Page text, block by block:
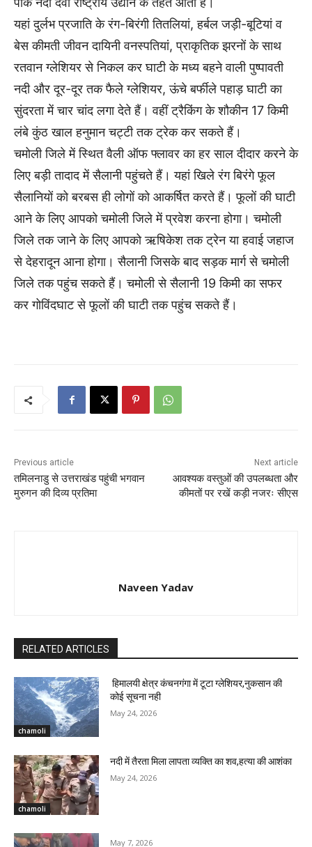
यहां दुर्लभ प्रजाति के रंग-बिरंगी तितलियां, हर्बल जड़ी-बूटियां व
बेस कीमती जीवन दायिनी वनस्पतियां, प्राकृतिक झरनों के साथ
रतवान ग्लेशियर से निकल कर घाटी के मध्य बहने वाली पुष्पावती
नदी और दूर-दूर तक फैले ग्लेशियर, ऊंचे बर्फीले पहाड़ घाटी का
सुंदरता में चार चांद लगा देते हैं। वहीं ट्रैकिंग के शौकीन 17 किमी
लंबे कुंठ खाल हनुमान चट्टी तक ट्रेक कर सकते हैं।
चमोली जिले में स्थित वैली ऑफ फ्लावर का हर साल दीदार करने के
लिए बड़ी तादाद में सैलानी पहुंचते हैं। यहां खिले रंग बिरंगे फूल
सैलानियों को बरबस ही लोगों को आकर्षित करते हैं। फूलों की घाटी
आने के लिए आपको चमोली जिले में प्रवेश करना होगा। चमोली
जिले तक जाने के लिए आपको ऋषिकेश तक ट्रेन या हवाई जहाज
से देहरादून आना होगा। सैलानी जिसके बाद सड़क मार्ग से चमोली
जिले तक पहुंच सकते हैं। चमोली से सैलानी 19 किमी का सफर
कर गोविंदघाट से फूलों की घाटी तक पहुंच सकते हैं।
Previous article
तमिलनाडु से उत्तराखंड पहुंची भगवान
मुरुगन की दिव्य प्रतिमा
Next article
आवश्यक वस्तुओं की उपलब्धता और
कीमतों पर रखें कड़ी नजरः सीएस
Naveen Yadav
RELATED ARTICLES
chamoli
हिमालयी क्षेत्र कंचनगंगा में टूटा ग्लेशियर,नुकसान की
कोई सूचना नही
May 24, 2026
chamoli
नदी में तैरता मिला लापता व्यक्ति का शव,हत्या की आशंका
May 24, 2026
May 7, 2026